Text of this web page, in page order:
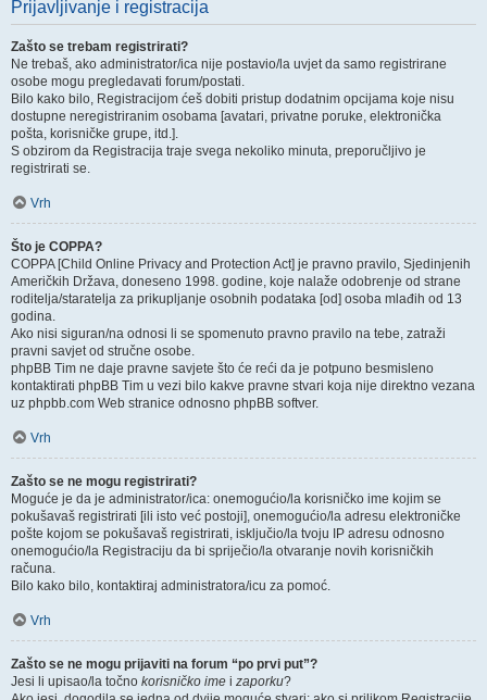
Prijavljivanje i registracija
Zašto se trebam registrirati?
Ne trebaš, ako administrator/ica nije postavio/la uvjet da samo registrirane
osobe mogu pregledavati forum/postati.
Bilo kako bilo, Registracijom ćeš dobiti pristup dodatnim opcijama koje nisu
dostupne neregistriranim osobama [avatari, privatne poruke, elektronička
pošta, korisničke grupe, itd.].
S obzirom da Registracija traje svega nekoliko minuta, preporučljivo je
registrirati se.
Vrh
Što je COPPA?
COPPA [Child Online Privacy and Protection Act] je pravno pravilo, Sjedinjenih
Američkih Država, doneseno 1998. godine, koje nalaže odobrenje od strane
roditelja/staratelja za prikupljanje osobnih podataka [od] osoba mlađih od 13
godina.
Ako nisi siguran/na odnosi li se spomenuto pravno pravilo na tebe, zatraži
pravni savjet od stručne osobe.
phpBB Tim ne daje pravne savjete što će reći da je potpuno besmisleno
kontaktirati phpBB Tim u vezi bilo kakve pravne stvari koja nije direktno vezana
uz phpbb.com Web stranice odnosno phpBB softver.
Vrh
Zašto se ne mogu registrirati?
Moguće je da je administrator/ica: onemogućio/la korisničko ime kojim se
pokušavaš registrirati [ili isto već postoji], onemogućio/la adresu elektroničke
pošte kojom se pokušavaš registrirati, isključio/la tvoju IP adresu odnosno
onemogućio/la Registraciju da bi spriječio/la otvaranje novih korisničkih
računa.
Bilo kako bilo, kontaktiraj administratora/icu za pomoć.
Vrh
Zašto se ne mogu prijaviti na forum “po prvi put”?
Jesi li upisao/la točno korisničko ime i zaporku?